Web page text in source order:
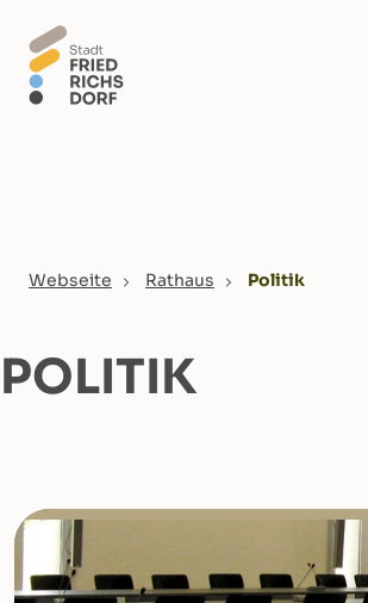
You are here:
Webseite Rathaus Politik
POLITIK